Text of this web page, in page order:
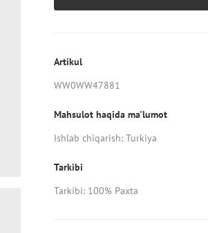
Artikul
WW0WW47881
Mahsulot haqida ma'lumot
Ishlab chiqarish: Turkiya
Tarkibi
Tarkibi: 100% Paxta